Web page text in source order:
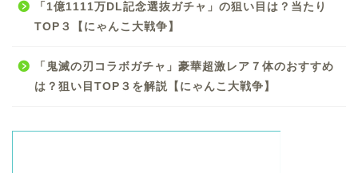
「1億1111万DL記念選抜ガチャ」の狙い目は？当たり
TOP３【にゃんこ大戦争】
「鬼滅の刃コラボガチャ」豪華超激レア７体のおすすめ
は？狙い目TOP３を解説【にゃんこ大戦争】